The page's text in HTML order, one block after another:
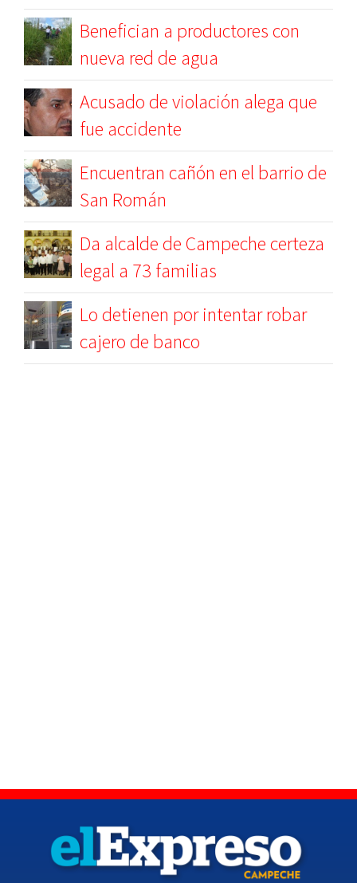
Benefician a productores con
nueva red de agua
Acusado de violación alega que
fue accidente
Encuentran cañón en el barrio de
San Román
Da alcalde de Campeche certeza
legal a 73 familias
Lo detienen por intentar robar
cajero de banco